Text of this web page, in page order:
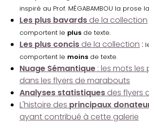
inspiré au Prof. MÉGABAMBOU la prose
Les plus bavards de la collection
comportent le plus de texte.
Les plus concis de la collection :
comportent le moins de texte.
Nuage Sémantique : les mots les
dans les flyers de marabouts
Analyses statistiques des flyers
L'histoire des principaux
ayant contribué à cette galerie